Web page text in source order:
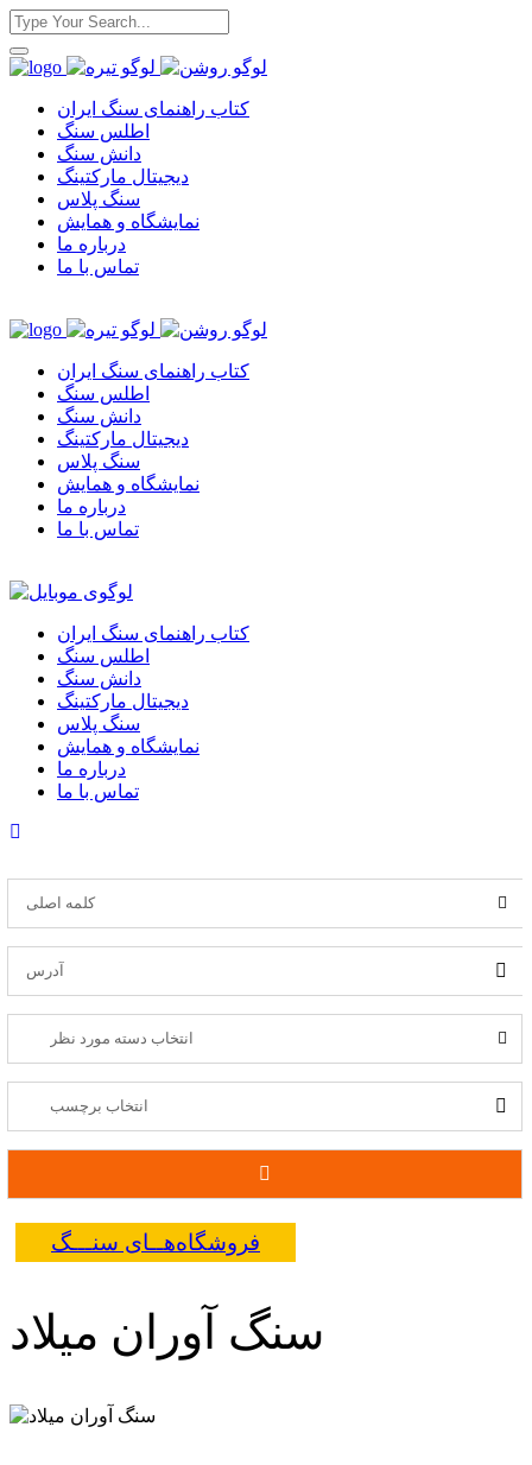
کتاب راهنمای سنگ ایران
اطلس سنگ
دانش سنگ
دیجیتال مارکتینگ
سنگ پلاس
نمایشگاه و همایش
درباره ما
تماس با ما
کتاب راهنمای سنگ ایران
اطلس سنگ
دانش سنگ
دیجیتال مارکتینگ
سنگ پلاس
نمایشگاه و همایش
درباره ما
تماس با ما
کتاب راهنمای سنگ ایران
اطلس سنگ
دانش سنگ
دیجیتال مارکتینگ
سنگ پلاس
نمایشگاه و همایش
درباره ما
تماس با ما
فروشگاه‌هــای سنـــگ
سنگ آوران میلاد